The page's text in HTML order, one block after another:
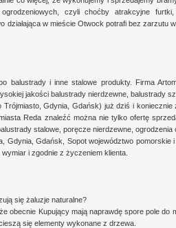
czyli choćby atrakcyjne
działająca w mieście Otwock potrafi bez zarzutu
balustrady i inne stalowe produkty. Firma
jakości balustrady nierdzewne, balustrady
Gdynia, Gdańsk) już dziś i
Reda znaleźć można nie tylko ofertę
stalowe, poręcze nierdzewne,
Gdynia, Gdańsk, Sopot województwo
i zgodnie z życzeniem klienta.
się żaluzje naturalne?
obecnie Kupujący mają naprawdę spore pole do
się elementy wykonane z drzewa.